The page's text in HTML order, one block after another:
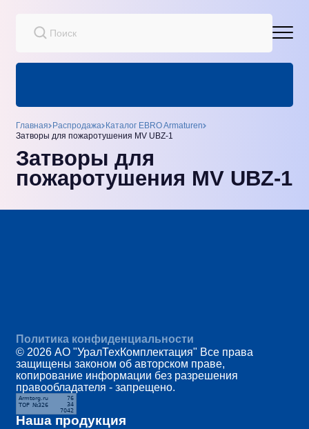
Главная Распродажа Каталог EBRO Armaturen
Затворы для пожаротушения MV UBZ-1
Затворы для
пожаротушения MV UBZ-1
Политика конфиденциальности
© 2026 АО "УралТехКомплектация" Все права
защищены законом об авторском праве,
копирование информации без разрешения
правообладателя - запрещено.
Наша продукция